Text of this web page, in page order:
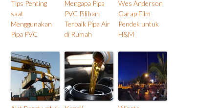
Tips Penting
saat
Menggunakan
Pipa PVC
Mengapa Pipa
PVC Pilihan
Terbaik Pipa Air
di Rumah
Wes Anderson
Garap Film
Pendek untuk
H&M